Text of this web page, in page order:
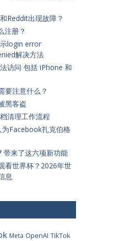
Reddit出现故障？
注册？
login error
解决方法
访问 包括 iPhone 和
要注意什么？
黑客盗
清理工作流程
Facebook扎克伯格
带来了这六项新功能
看世界杯？2026年世
息
Meta OpenAI TikTok